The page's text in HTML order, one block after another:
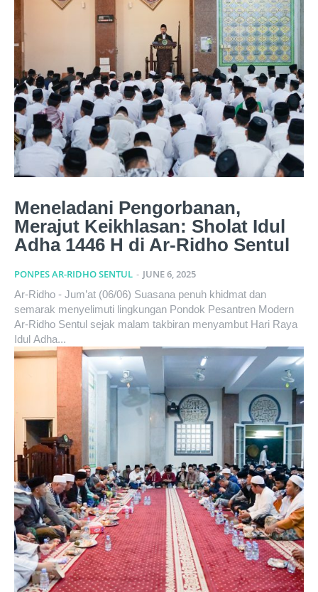
Meneladani Pengorbanan,
Merajut Keikhlasan: Sholat Idul
Adha 1446 H di Ar-Ridho Sentul
PONPES AR-RIDHO SENTUL - JUNE 6, 2025
Ar-Ridho - Jum’at (06/06) Suasana penuh khidmat dan
semarak menyelimuti lingkungan Pondok Pesantren Modern
Ar-Ridho Sentul sejak malam takbiran menyambut Hari Raya
Idul Adha...